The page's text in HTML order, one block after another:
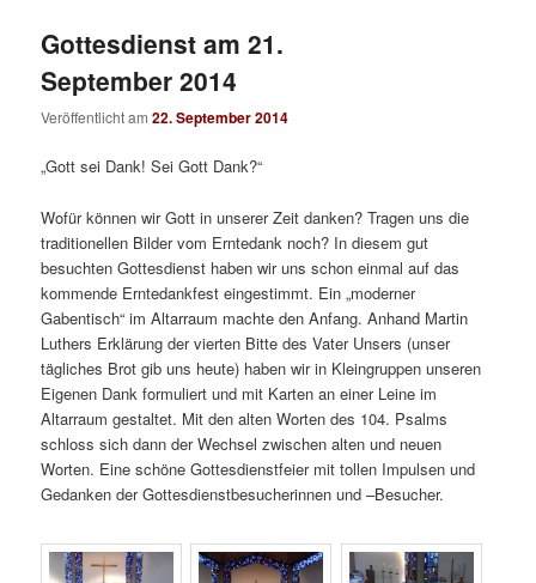
Gottesdienst am 21.
September 2014
Veröffentlicht am22. September 2014
„Gott sei Dank! Sei Gott Dank?“
Wofür können wir Gott in unserer Zeit danken? Tragen uns die
traditionellen Bilder vom Erntedank noch? In diesem gut
besuchten Gottesdienst haben wir uns schon einmal auf das
kommende Erntedankfest eingestimmt. Ein „moderner
Gabentisch“ im Altarraum machte den Anfang. Anhand Martin
Luthers Erklärung der vierten Bitte des Vater Unsers (unser
tägliches Brot gib uns heute) haben wir in Kleingruppen unseren
Eigenen Dank formuliert und mit Karten an einer Leine im
Altarraum gestaltet. Mit den alten Worten des 104. Psalms
schloss sich dann der Wechsel zwischen alten und neuen
Worten. Eine schöne Gottesdienstfeier mit tollen Impulsen und
Gedanken der Gottesdienstbesucherinnen und –Besucher.